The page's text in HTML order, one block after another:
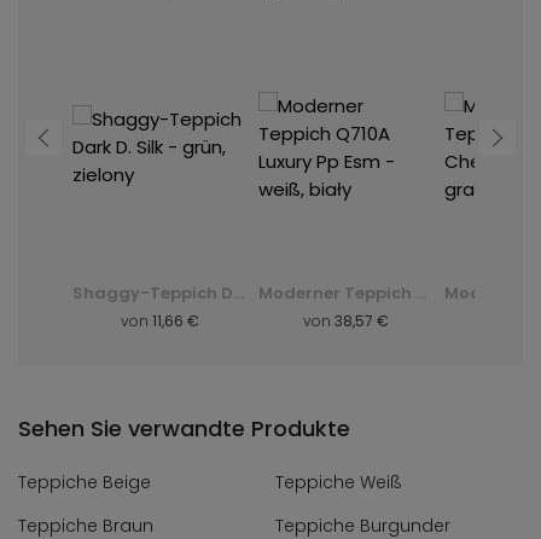
Shaggy-Teppich Dark D. Silk - grün, zielony
von 11,66 €
Moderner Teppich Q710A Luxury Pp Esm - weiß, biały
von 38,57 €
Sehen Sie verwandte Produkte
Teppiche Beige
Teppiche Weiß
Teppiche Braun
Teppiche Burgunder